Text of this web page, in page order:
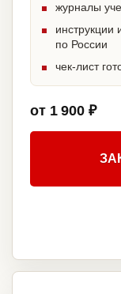
журналы
по России
чек-лист
от 1 900 ₽